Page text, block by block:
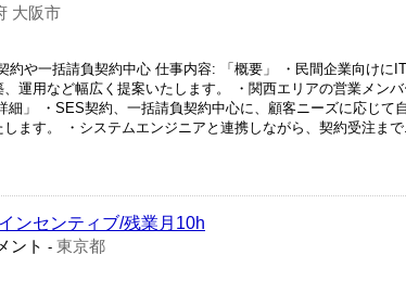
大阪市
約や一括請負契約中心 仕事内容: 「概要」 ・民間企業向けに
運用など幅広く提案いたします。 ・関西エリアの営業メンバ
細」 ・SES契約、一括請負契約中心に、顧客ニーズに応じて
ます。 ・システムエンジニアと連携しながら、契約受注ま
ンセンティブ/残業月10h
ント - 東京都